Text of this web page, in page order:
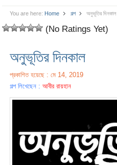
You are here: Home গল্প অনুভূতির দিনকাল
(No Ratings Yet)
অনুভূতির দিনকাল
প্রকাশিত হয়েছে : মে 14, 2019
গল্প লিখেছেন :আবীর রায়হান